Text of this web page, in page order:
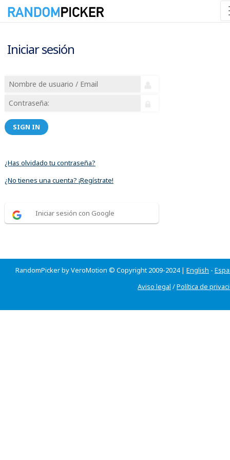
Iniciar sesión
SIGN IN
¿Has olvidado tu contraseña?
¿No tienes una cuenta? ¡Regístrate!
Iniciar sesión con Google
RandomPicker by VeroMotion © Copyright 2009-2024 | English -
Aviso legal /Política de